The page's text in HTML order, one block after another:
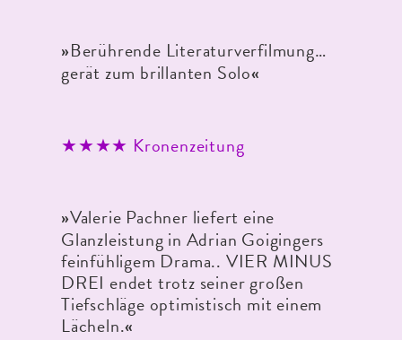
»Berührende Literaturverfilmung…
gerät zum brillanten Solo«
★★★★ Kronenzeitung
»Valerie Pachner liefert eine
Glanzleistung in Adrian Goigingers
feinfühligem Drama.. VIER MINUS
DREI endet trotz seiner großen
Tiefschläge optimistisch mit einem
Lächeln.«